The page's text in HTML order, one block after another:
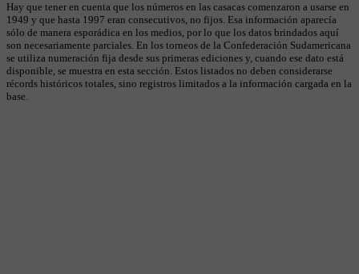
Hay que tener en cuenta que los números en las casacas comenzaron a usarse en
1949 y que hasta 1997 eran consecutivos, no fijos. Esa información aparecía
sólo de manera esporádica en los medios, por lo que los datos brindados aquí
son necesariamente parciales. En los torneos de la Confederación Sudamericana
se utiliza numeración fija desde sus primeras ediciones y, cuando ese dato está
disponible, se muestra en esta sección. Estos listados no deben considerarse
récords históricos totales, sino registros limitados a la información cargada en la
base.